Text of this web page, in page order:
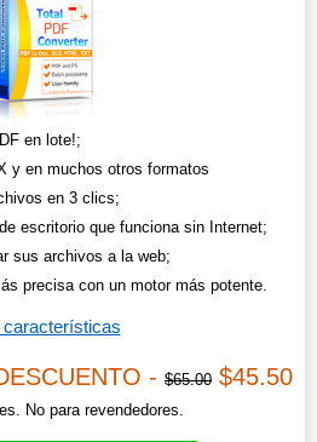
en lote!;
y en muchos otros formatos
en 3 clics;
escritorio que funciona sin Internet;
sus archivos a la web;
precisa con un motor más potente.
características
- $65.00 $45.50
No para revendedores.